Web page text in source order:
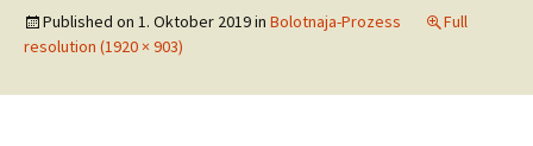
Published on 1. Oktober 2019in Bolotnaja-Prozess
Full
resolution (1920 × 903)